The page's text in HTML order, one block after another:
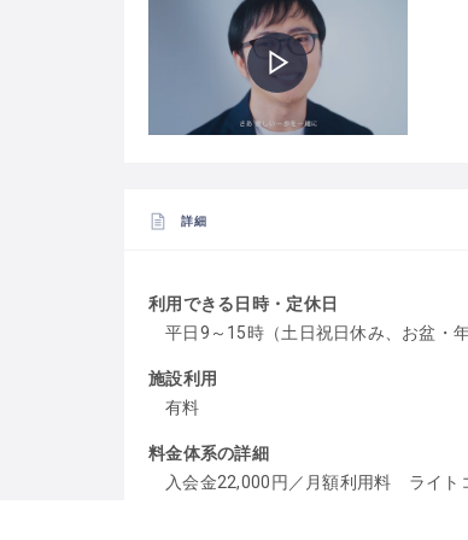
詳細
利用できる日時・定休日
平日9～15時（土日祝日休み、お盆・
施設利用
有料
料金体系の詳細
入会金22,000円／月額利用料 ライト